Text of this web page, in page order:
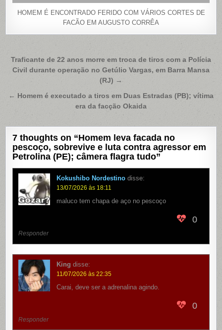
HOMEM É ENCONTRADO FERIDO COM VÁRIOS CORTES DE
FACÃO EM AUGUSTO CORRÊA
Navegação
de
Traficante de 22 anos morre em troca de tiros com a Polícia
Civil durante operação no Getúlio Vargas, em Barra Mansa
(RJ) →
← Homem é executado a tiros em Duas Estradas (PB); vítima
era da facção Okaida
7 thoughts on “Homem leva facada no
pescoço, sobrevive e luta contra agressor em
Petrolina (PE); câmera flagra tudo”
Kokushibo Nordestino disse:
13/07/2026 às 18:11
maluco tem chapa de aço no pescoço
0
Responder
King disse:
11/07/2026 às 22:35
Carai, deve ser a adrenalina agindo.
0
Responder